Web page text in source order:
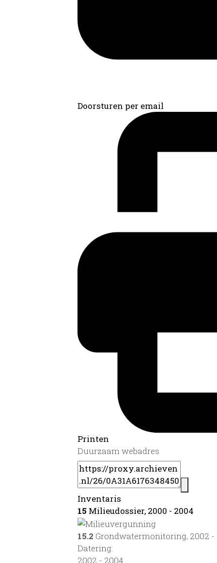
Doorsturen per email
Printen
Duurzaam webadres
Inventaris
15 Milieudossier, 2000 - 2004
15.2 Grondwatermonitoring, 2002 -
Datering:
2002 - 2004